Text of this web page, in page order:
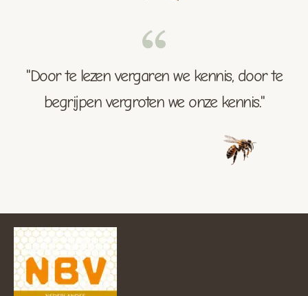
"Door te lezen vergaren we kennis, door te
begrijpen vergroten we onze kennis."